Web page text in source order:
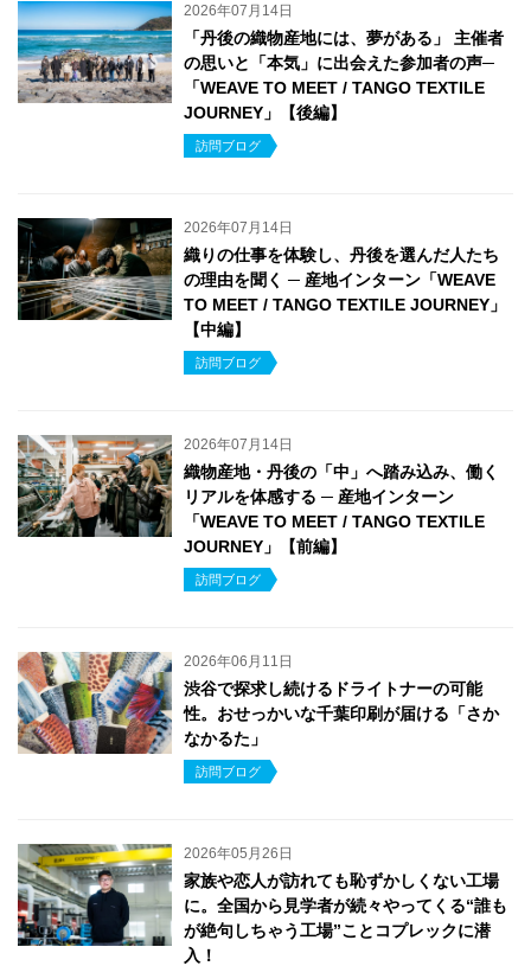
2026年07月14日
「丹後の織物産地には、夢がある」 主催者
の思いと「本気」に出会えた参加者の声─
「WEAVE TO MEET / TANGO TEXTILE
JOURNEY」【後編】
訪問ブログ
2026年07月14日
織りの仕事を体験し、丹後を選んだ人たち
の理由を聞く ─ 産地インターン「WEAVE
TO MEET / TANGO TEXTILE JOURNEY」
【中編】
訪問ブログ
2026年07月14日
織物産地・丹後の「中」へ踏み込み、働く
リアルを体感する ─ 産地インターン
「WEAVE TO MEET / TANGO TEXTILE
JOURNEY」【前編】
訪問ブログ
2026年06月11日
渋谷で探求し続けるドライトナーの可能
性。おせっかいな千葉印刷が届ける「さか
なかるた」
訪問ブログ
2026年05月26日
家族や恋人が訪れても恥ずかしくない工場
に。全国から見学者が続々やってくる“誰も
が絶句しちゃう工場”ことコプレックに潜
入！